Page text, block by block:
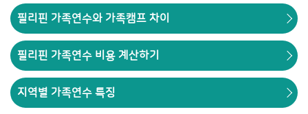
필리핀 가족연수와 가족캠프 차이
필리핀 가족연수 비용 계산하기
지역별 가족연수 특징